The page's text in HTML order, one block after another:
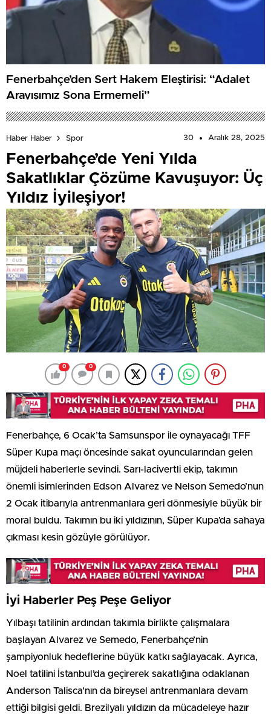
Fenerbahçe’den Sert Hakem Eleştirisi: “Adalet
Arayışımız Sona Ermemeli”
Haber Haber Spor 30 Aralık 28, 2025
Fenerbahçe’de Yeni Yılda
Sakatlıklar Çözüme Kavuşuyor: Üç
Yıldız İyileşiyor!
0 0
Fenerbahçe, 6 Ocak’ta Samsunspor ile oynayacağı TFF
Süper Kupa maçı öncesinde sakat oyuncularından gelen
müjdeli haberlerle sevindi. Sarı-lacivertli ekip, takımın
önemli isimlerinden Edson Alvarez ve Nelson Semedo’nun
2 Ocak itibarıyla antrenmanlara geri dönmesiyle büyük bir
moral buldu. Takımın bu iki yıldızının, Süper Kupa’da sahaya
çıkması kesin gözüyle görülüyor.
İyi Haberler Peş Peşe Geliyor
Yılbaşı tatilinin ardından takımla birlikte çalışmalara
başlayan Alvarez ve Semedo, Fenerbahçe’nin
şampiyonluk hedeflerine büyük katkı sağlayacak. Ayrıca,
Noel tatilini İstanbul’da geçirerek sakatlığına odaklanan
Anderson Talisca’nın da bireysel antrenmanlara devam
ettiği bilgisi geldi. Brezilyalı yıldızın da mücadeleye hazır